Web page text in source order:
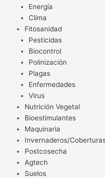
Energía
Clima
Fitosanidad
Pesticidas
Biocontrol
Polinización
Plagas
Enfermedades
Virus
Nutrición Vegetal
Bioestimulantes
Maquinaria
Invernaderos/
Postcosecha
Agtech
Suelos